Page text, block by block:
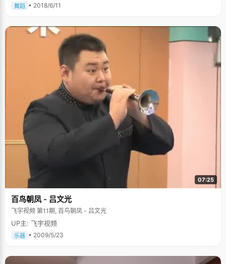
舞蹈 • 2018/6/11
07:25
百鸟朝凤 - 吕文光
飞宇视频 第11期, 百鸟朝凤 - 吕文光
UP主: 飞宇视频
乐器 • 2009/5/23